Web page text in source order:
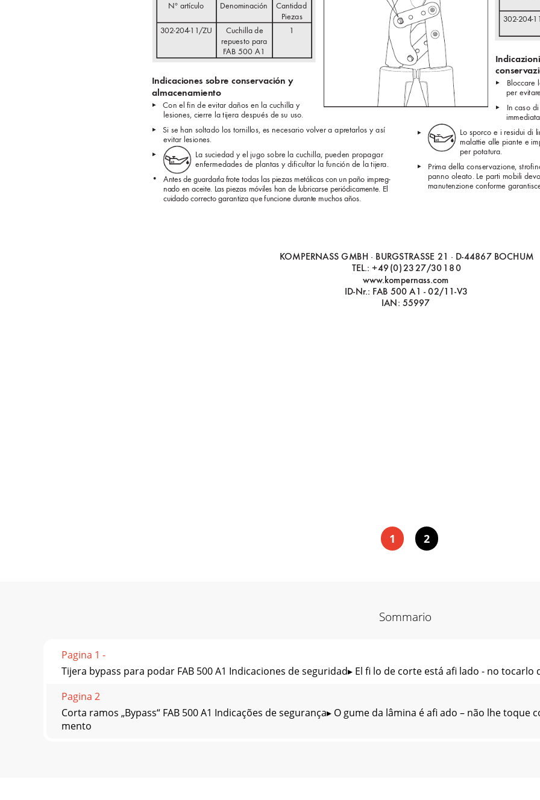
Nº artículo
Denominación
Cantidad
Piezas
302-204-11/ZU
Cuchilla de
repuesto para
FAB 500 A1
1
Indicaciones sobre conservación y
almacenamiento
▸ Con el ﬁ n de evitar daños en la cuchilla y
lesiones, cierre la tijera después de su uso.
▸ Si se han soltado los tornillos, es necesario volver a apretarlos y así
evitar lesiones.
▸
La suciedad y el jugo sobre la cuchilla, pueden propagar
enfermedades de plantas y diﬁ cultar la función de la tijera.
• Antes de guardarla frote todas las piezas metálicas con un paño impreg-
nado en aceite. Las piezas móviles han de lubricarse periódicamente. El
cuidado correcto garantiza que funcione durante muchos años.
302-204-
conserv
▸
Bloccare
per evitar
▸
In caso
▸ Lo sporco e i residui di
malattie alle piante e
per potatura.
▸
Prima della conservazione, stroﬁ
panno oleato. Le parti mobili
manutenzione conforme
KOMPERNASS GMBH · BURGSTRASSE 21 · D-44867 BOCHUM
TEL.:  +49 (0) 23 27/30 18 0
www.kompernass.com
ID-Nr.: FAB 500 A1 - 02/11-V3
IAN: 55997
1 2
Sommario
Pagina 1 -
Tijera bypass para podar FAB 500 A1 Indicaciones de seguridad▸ El ﬁ lo de corte está aﬁ lado - no tocarlo
Pagina 2
Corta ramos „Bypass“ FAB 500 A1 Indicações de segurança▸ O gume da lâmina é aﬁ ado – não lhe
mento